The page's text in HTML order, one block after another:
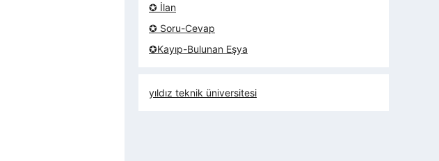
✪ İlan
✪ Soru-Cevap
✪Kayıp-Bulunan Eşya
yıldız teknik üniversitesi